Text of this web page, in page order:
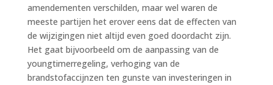
amendementen verschilden, maar wel waren de
meeste partijen het erover eens dat de effecten van
de wijzigingen niet altijd even goed doordacht zijn.
Het gaat bijvoorbeeld om de aanpassing van de
youngtimerregeling, verhoging van de
brandstofaccijnzen ten gunste van investeringen in